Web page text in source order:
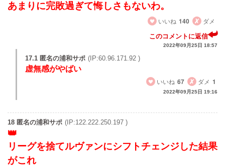
あまりに完敗過ぎて悔しさもないわ。
いいね 140 ダメ
このコメントに返信
2022年09月25日 18:57
17.1 匿名の浦和サポ (IP:60.96.171.92 )
虚無感がやばい
いいね 67 ダメ 1
2022年09月25日 19:16
18 匿名の浦和サポ (IP:122.222.250.197 )
リーグを捨てルヴァンにシフトチェンジした結果
がこれ